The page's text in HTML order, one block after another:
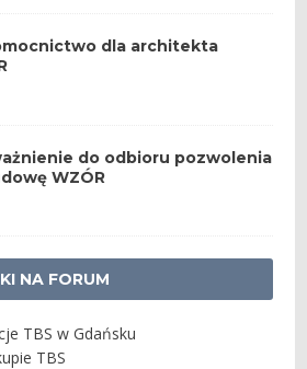
dla architekta
do odbioru pozwolenia
WZÓR
NA FORUM
TBS w Gdańsku
TBS